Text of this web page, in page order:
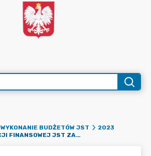
WYKONANIE BUDŻETÓW JST
2023
ANALIZA KONDYCJI FINANSOWEJ JST ZA 2023 R.